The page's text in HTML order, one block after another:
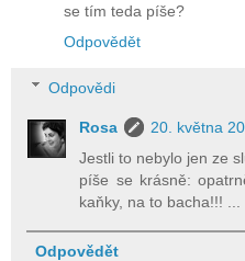
se tím teda píše?
Odpovědět
Odpovědi
Rosa
20. května
Jestli to nebylo jen ze
píše se krásně:
kaňky, na to bacha!!! ...
Odpovědět